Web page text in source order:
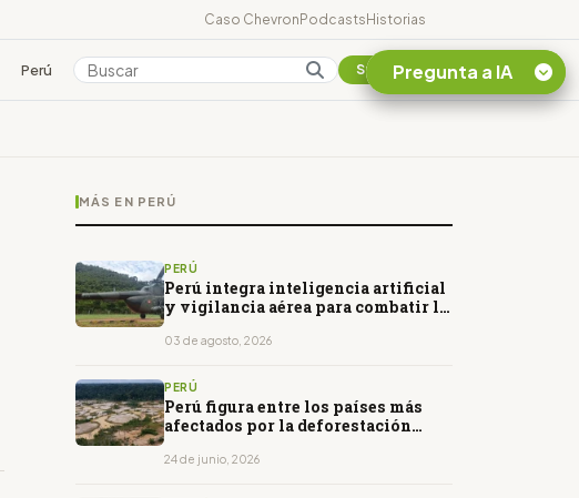
Caso ChevronPodcastsHistorias
Perú Colombia Suscribirse
MÁS EN PERÚ
PERÚ
Perú integra inteligencia artificial
y vigilancia aérea para combatir la
03 de agosto, 2026
PERÚ
Perú figura entre los países más
afectados por la deforestación
24 de junio, 2026
Pregunta a IA
¿En que consiste la